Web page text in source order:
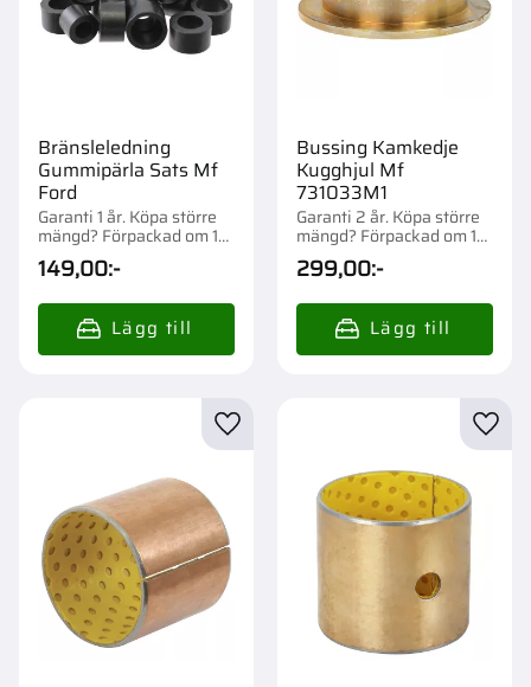
Bränsleledning
Gummipärla Sats Mf
Ford
Garanti 1 år. Köpa större
mängd? Förpackad om 1
st.
149,00:-
Bussing Kamkedje
Kugghjul Mf
731033M1
Garanti 2 år. Köpa större
mängd? Förpackad om 1
st.
299,00:-
Lägg till i favoriter